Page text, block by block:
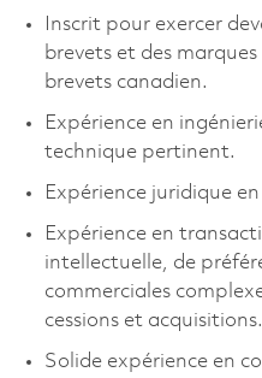
Inscrit pour exercer
brevets et des
brevets canadien.
Expérience en
technique pertinent.
Expérience juridique
Expérience en
intellectuelle, de
commerciales
cessions et acquisitions.
Solide expérience en